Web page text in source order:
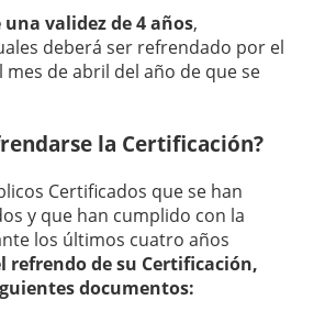
validez de 4 años,
deberá ser refrendado por el
de abril del año de que se
la Certificación?
Certificados que se han
y que han cumplido con la
los últimos cuatro años
refrendo de su Certificación,
documentos: